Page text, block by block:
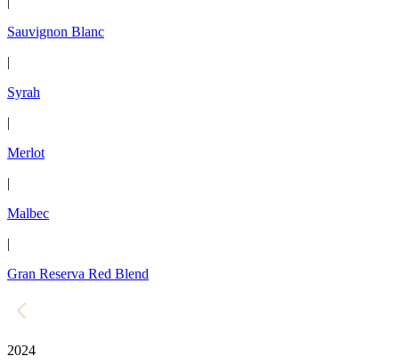
Sauvignon Blanc
|
Syrah
|
Merlot
|
Malbec
|
Gran Reserva Red Blend
2024